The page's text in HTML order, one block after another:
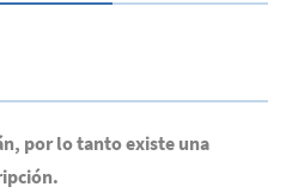
por lo tanto existe una